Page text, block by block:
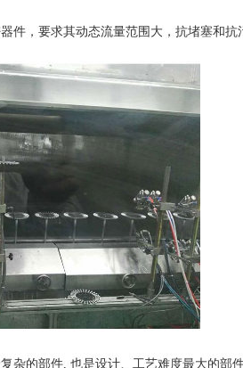
件，要求其动态流量范围大，抗堵塞和抗
杂的部件, 也是设计、工艺难度最大的部件